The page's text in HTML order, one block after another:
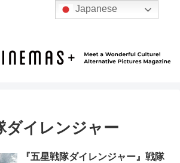
ダイレンジャー
『五星戦隊ダイレンジャー』戦隊
Japanese